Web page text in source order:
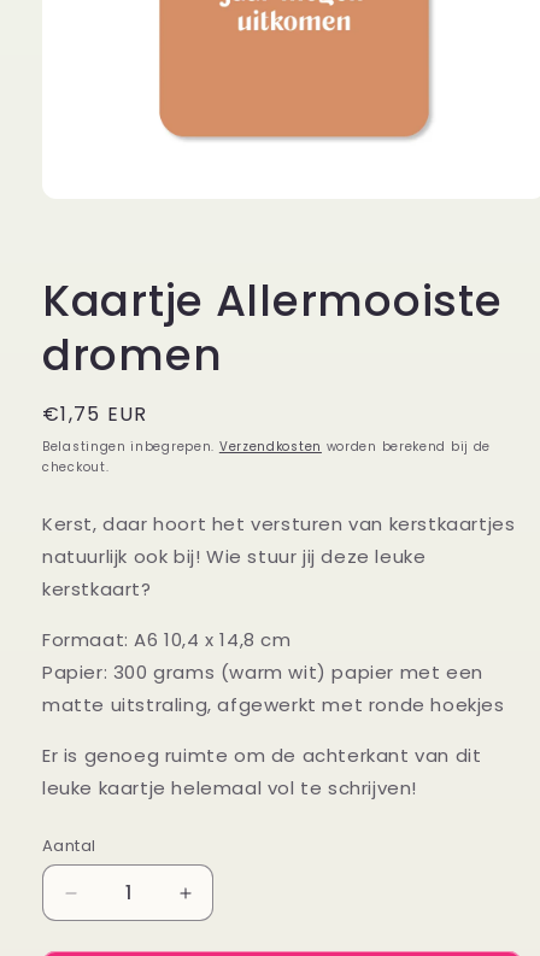
Kaartje Allermooiste
dromen
Normale
prijs
€1,75 EUR
Belastingen inbegrepen. Verzendkosten worden berekend bij de
checkout.
Kerst, daar hoort het versturen van kerstkaartjes
natuurlijk ook bij! Wie stuur jij deze leuke
kerstkaart?
Formaat: A6 10,4 x 14,8 cm
Papier: 300 grams (warm wit) papier met een
matte uitstraling, afgewerkt met ronde hoekjes
Er is genoeg ruimte om de achterkant van dit
leuke kaartje helemaal vol te schrijven!
Aantal
Aantal
Aantal
verlagen
Aantal
verhogen